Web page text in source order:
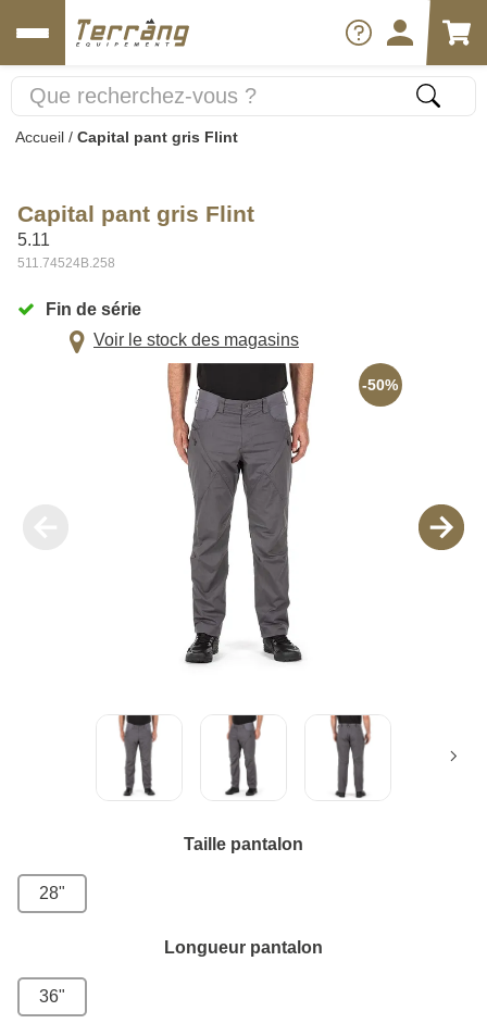
Accueil / Capital pant gris Flint
Capital pant gris Flint
5.11
511.74524B.258
Fin de série
Voir le stock des magasins
-50%
Taille pantalon
28"
Longueur pantalon
36"